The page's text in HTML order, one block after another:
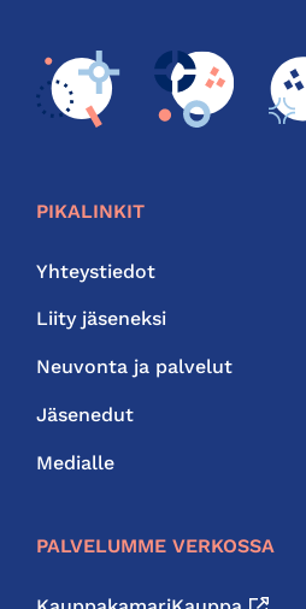
PIKALINKIT
Yhteystiedot
Liity jäseneksi
Neuvonta ja palvelut
Jäsenedut
Medialle
PALVELUMME VERKOSSA